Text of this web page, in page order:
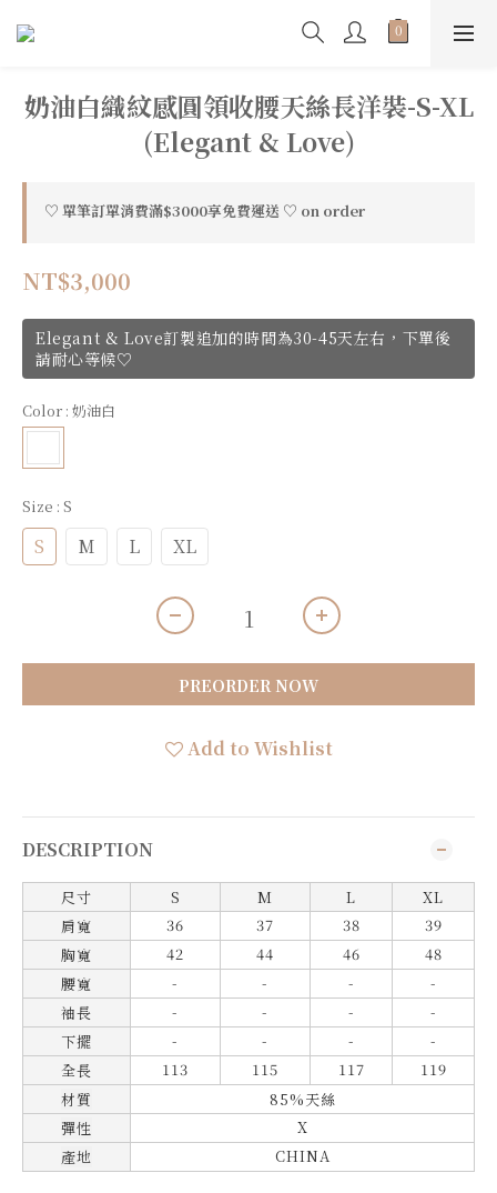
奶油白織紋感圓領收腰天絲長洋裝-S-XL
(Elegant & Love)
♡ 單筆訂單消費滿$3000享免費運送 ♡ on order
NT$3,000
Elegant & Love訂製追加的時間為30-45天左右，下單後
請耐心等候♡
Color : 奶油白
Size : S
S M L XL
PREORDER NOW
Add to Wishlist
DESCRIPTION
尺寸 S M L
XL
肩寬
36 37 38
39
胸寬
42 44 46
48
腰寬
- - -
-
袖長
- - -
-
下擺
- - -
-
全長
113 115 117
119
材質
85%天絲
彈性
X
產地
CHINA